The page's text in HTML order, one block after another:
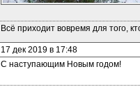
Всё приходит вовремя для того,
17 дек 2019 в 17:48
С наступающим Новым годом!